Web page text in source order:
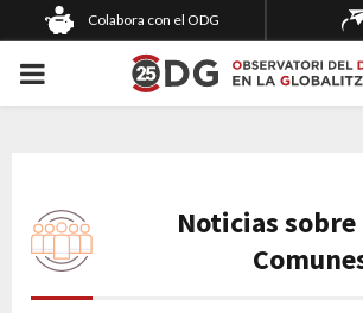
Colabora con el ODG
PRIMARY
Noticias sobre